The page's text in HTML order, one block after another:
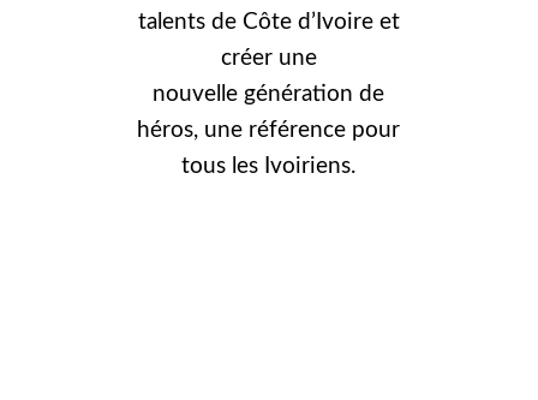
talents de Côte d’Ivoire et
créer une
nouvelle génération de
héros, une référence pour
tous les Ivoiriens.